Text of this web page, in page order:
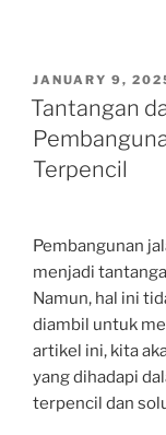
POSTED
ON
JANUARY 9,
Tantangan
Terpencil
Pembangunan
menjadi
Namun, hal ini
diambil untuk
artikel ini, kita
yang dihadapi
terpencil dan